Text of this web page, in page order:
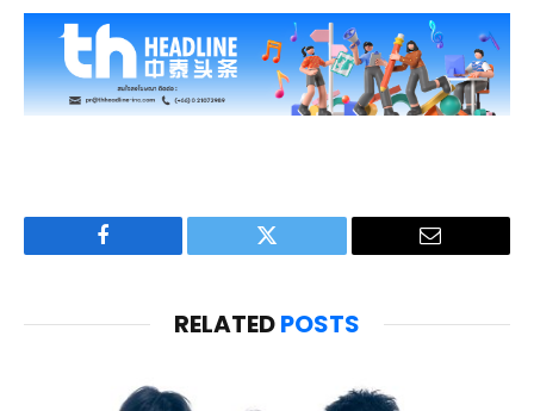
Facebook Twitter Email
RELATEDPOSTS